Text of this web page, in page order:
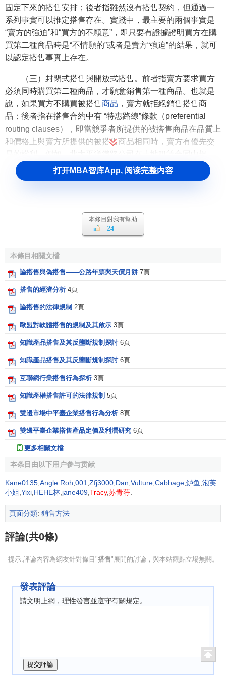
固定下來的搭售安排；後者指雖然沒有搭售契約，但通過一
系列事實可以推定搭售存在。實踐中，最主要的兩個事實是
“賣方的強迫”和“買方的不願意”，即只要有證據證明買方在購
買第二種商品時是“不情願的”或者是賣方“強迫”的結果，就可
以認定搭售事實上存在。
（三）封閉式搭售與開放式搭售。前者指賣方要求買方
必須同時購買第二種商品，才願意銷售第一種商品。也就是
說，如果買方不購買被搭售商品 ，賣方就拒絕銷售搭售商
品；後者指在搭售合約中有 “特惠路線”條款（preferential
routing clauses），即當競爭者所提供的被搭售商品在品質上
和價格上與賣方所提供的被搭售商品相同時，賣方有優先交
定：當他提供的運費與那些競爭者的運費相同時，其土地的
承租人在運送產品時必須要通過他的鐵路線運輸。
搭售涉及的被搭售商品的範圍非常廣泛，除了常見的物
的英國食糖公司案中，英國食糖公司憑藉其優勢地位，要求
購買其食糖的客戶一律要接受其提供的送貨服務，以收取
一項獨立的和附屬的業務市場，完全可以由其他企業來承
擔。英國食糖公司將銷售食糖與提供送貨服務強行捆在一
起，剝奪了客戶自由選擇送貨商的機會，是一種濫用優勢地
位的行為。
資案中，汽車製造商通常擁有一些財務金融公司，甚至是
行。顧客在購買汽車時，通常被要求向該汽車
金融機構，或與該汽車製造商關係良好的銀行辦理
宜，由於這一類的搭售案件對於
響力，美國法學界將其稱為“全線控制契約”（full- line
forcing），當然也被認為是違法行為。
（三） 有價證券。英國《法院和法律服務法（1990）》
就涉及此問題，它規定，在居民辦理私有財產抵押時，禁止
服務部門搭售保險單。
搭售的先決條件
搭售成立的
須是性質上相互獨立的並且是完全不同的商品。原則上，發
更談不上違法問題了。在大多數情況下，是不是兩個獨立商
品比較容易解決。例如，左鞋與右鞋就不是一個獨立商品，
它們僅僅是獨立商品鞋子的組成部分；還比如，汽車是一個
否具有獨特的性質就有很大的爭議。
以普林西比訴麥當勞公司一案為例。麥當勞公司是一家
打开MBA智库App, 阅读完整内容
本條目對我有幫助
24
本條目相關文檔
論搭售與偽搭售——公路年票與天價月餅 7頁
搭售的經濟分析 4頁
論搭售的法律規制 2頁
歐盟對軟體搭售的規制及其啟示 3頁
知識產品搭售及其反壟斷規制探討 6頁
知識產品搭售及其反壟斷規制探討 6頁
互聯網行業搭售行為探析 3頁
知識產權搭售許可的法律規制 5頁
雙邊市場中平臺企業搭售行為分析 8頁
雙邊平臺企業搭售產品定價及利潤研究 6頁
更多相關文檔
本条目由以下用户参与贡献
Kane0135 Angle Roh 001 Zfj3000 Dan Vulture Cabbage 鲈鱼 泡芙
小姐 Yixi HEHE林 jane409 Tracy,苏青荇
頁面分類: 銷售方法
評論(共0條)
提示:評論內容為網友針對條目"搭售"展開的討論，與本站觀點立場無關。
發表評論
請文明上網，理性發言並遵守有關規定。